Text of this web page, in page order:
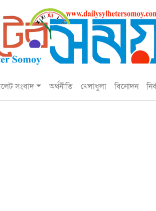
সংবাদ অর্থনীতি খেলাধুলা বিনোদন